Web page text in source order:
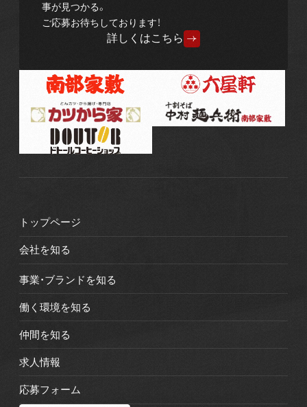
事が見つかる。
ご応募お待ちしております！
詳しくはこちら
トップページ
会社を知る
事業・ブランドを知る
働く環境を知る
仲間を知る
求人情報
応募フォーム